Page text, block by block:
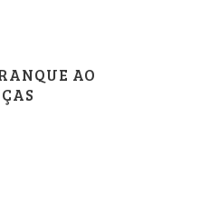
AO